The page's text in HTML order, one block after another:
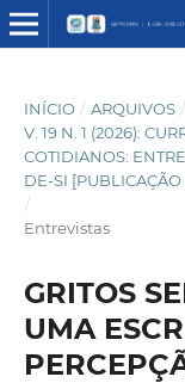
INÍCIO / ARQUIVOS /
V. 19 N. 1 (2026):
COTIDIANOS:
DE-SI
/
Entrevistas
GRITOS
UMA